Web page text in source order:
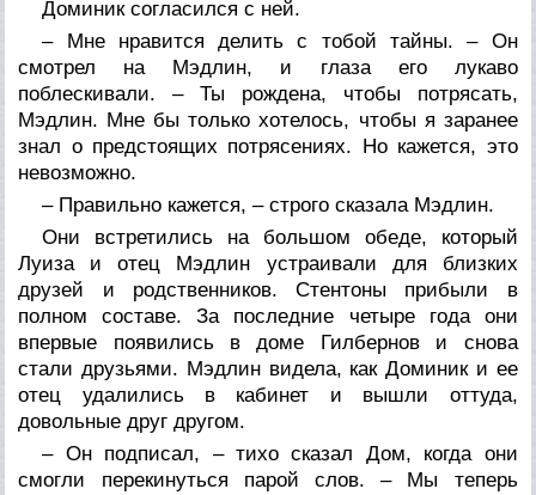
Доминик согласился с ней.
– Мне нравится делить с тобой тайны. – Он
смотрел на Мэдлин, и глаза его лукаво
поблескивали. – Ты рождена, чтобы потрясать,
Мэдлин. Мне бы только хотелось, чтобы я заранее
знал о предстоящих потрясениях. Но кажется, это
невозможно.
– Правильно кажется, – строго сказала Мэдлин.
Они встретились на большом обеде, который
Луиза и отец Мэдлин устраивали для близких
друзей и родственников. Стентоны прибыли в
полном составе. За последние четыре года они
впервые появились в доме Гилбернов и снова
стали друзьями. Мэдлин видела, как Доминик и ее
отец удалились в кабинет и вышли оттуда,
довольные друг другом.
– Он подписал, – тихо сказал Дом, когда они
смогли перекинуться парой слов. – Мы теперь